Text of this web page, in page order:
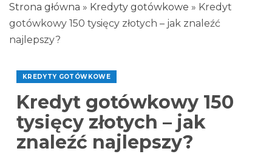
Strona główna » Kredyty gotówkowe » Kredyt
gotówkowy 150 tysięcy złotych – jak znaleźć
najlepszy?
KREDYTY GOTÓWKOWE
Kredyt gotówkowy 150
tysięcy złotych – jak
znaleźć najlepszy?